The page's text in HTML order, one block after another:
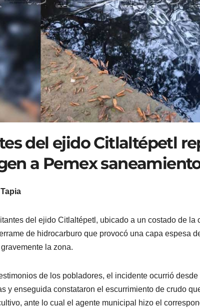
del ejido Citlaltépetl
a Pemex
del ejido Citlaltépetl, ubicado a un costado de la
de hidrocarburo que provocó una capa espesa
la zona.
de los pobladores, el incidente ocurrió
y enseguida constataron el escurrimiento de crudo
ante lo cual el agente municipal hizo el